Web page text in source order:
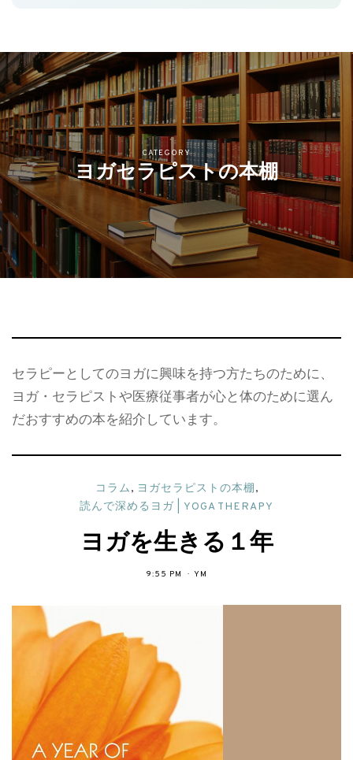
CATEGORY
ヨガセラピストの本棚
セラピーとしてのヨガに興味を持つ方たちのために、
ヨガ・セラピストや医療従事者が心と体のために選ん
だおすすめの本を紹介しています。
コラム, ヨガセラピストの本棚 ,
読んで深めるヨガ | YOGA THERAPY
ヨガを生きる１年
9:55 PM YM